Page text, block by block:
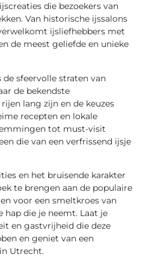
die bezoekers van
Van historische ijssalons
ijsliefhebbers met
de meest geliefde en unieke
sfeervolle straten van
de bekendste
lang zijn en de keuzes
recepten en lokale
tot must-visit
die van een verfrissend ijsje
en het bruisende karakter
te brengen aan de populaire
voor een smeltkroes van
hap die je neemt. Laat je
en gastvrijheid die deze
en geniet van een
Utrecht.